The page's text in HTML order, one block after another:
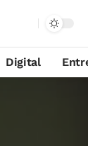
Digital